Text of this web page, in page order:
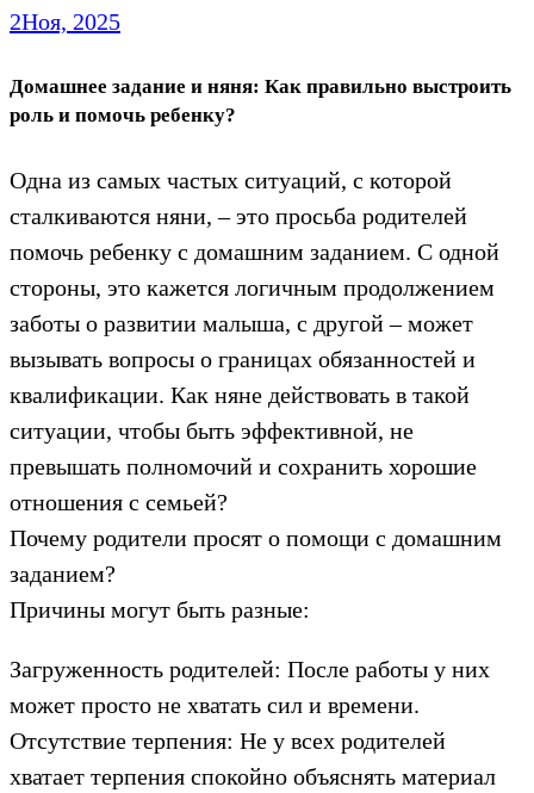
2Ноя, 2025
Домашнее задание и няня: Как правильно выстроить
роль и помочь ребенку?
Одна из самых частых ситуаций, с которой
сталкиваются няни, – это просьба родителей
помочь ребенку с домашним заданием. С одной
стороны, это кажется логичным продолжением
заботы о развитии малыша, с другой – может
вызывать вопросы о границах обязанностей и
квалификации. Как няне действовать в такой
ситуации, чтобы быть эффективной, не
превышать полномочий и сохранить хорошие
отношения с семьей?
Почему родители просят о помощи с домашним
заданием?
Причины могут быть разные:
Загруженность родителей: После работы у них
может просто не хватать сил и времени.
Отсутствие терпения: Не у всех родителей
хватает терпения спокойно объяснять материал